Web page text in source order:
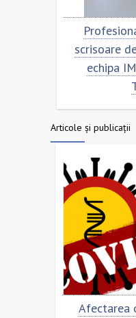
scrisoare
echipa
Articole și publicații
Afectarea